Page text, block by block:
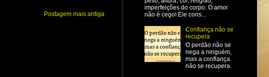
Postagem mais antiga
imperfeições do corpo. O amor
não é cego! Ele cons...
Confiança não se
recupera
O perdão não se
nega a ninguém,
mas a confiança
não se recupera.